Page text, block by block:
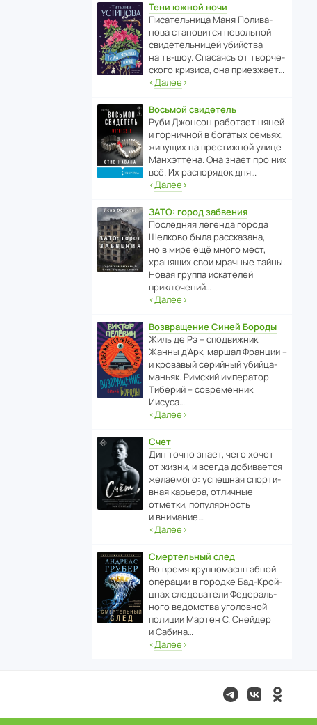
Тени южной ночи
Писа­тель­ница Маня Поли­ва­
нова стано­вится невольной
свиде­тель­ницей убийства
на тв-шоу. Спасаясь от твор­че­
с­кого кризиса, она приезжает…
‹Далее›
Восьмой свидетель
Руби Джонсон рабо­тает няней
и горни­чной в богатых семьях,
живущих на прес­ти­жной улице
Манх­эт­тена. Она знает про них
всё. Их распо­рядок дня…
‹Далее›
ЗАТО: город забвения
После­дняя легенда города
Шелково была расска­зана,
но в мире ещё много мест,
хранящих свои мрачные тайны.
Новая группа иска­телей
приключений…
‹Далее›
Возвращение Синей Бороды
Жиль де Рэ – спод­ви­жник
Жанны д’Арк, маршал Франции –
и кровавый серийный убийца-
маньяк. Римский импе­ратор
Тиберий – совре­менник
Иисуса…
‹Далее›
Счет
Дин точно знает, чего хочет
от жизни, и всегда доби­ва­ется
жела­е­мого: успе­шная спор­ти­
вная карьера, отли­чные
отметки, попу­ля­р­ность
и внимание…
‹Далее›
Смертельный след
Во время круп­но­мас­ш­та­бной
операции в городке Бад‑Крой­
цнах следо­ва­тели Феде­раль­
ного ведомства уголо­вной
полиции Мартен С. Снейдер
и Сабина…
‹Далее›